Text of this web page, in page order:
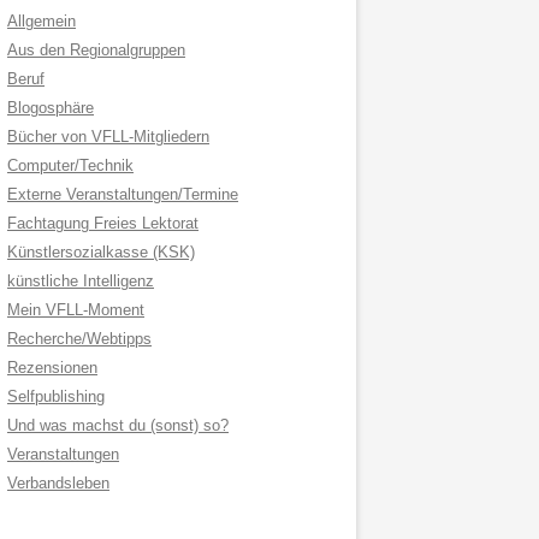
Allgemein
Aus den Regionalgruppen
Beruf
Blogosphäre
Bücher von VFLL-Mitgliedern
Computer/Technik
Externe Veranstaltungen/Termine
Fachtagung Freies Lektorat
Künstlersozialkasse (KSK)
künstliche Intelligenz
Mein VFLL-Moment
Recherche/Webtipps
Rezensionen
Selfpublishing
Und was machst du (sonst) so?
Veranstaltungen
Verbandsleben